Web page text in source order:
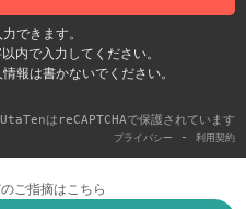
できます。
内で入力してください。
報は書かないでください。
UtaTenはreCAPTCHAで保護されています
プライバシー - 利用契約
ご指摘はこちら